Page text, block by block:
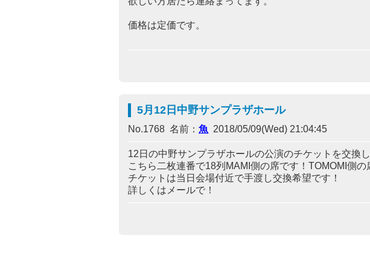
価格は定価です。
5月12日中野サンプラザホール
No.1768 名前： 魚 2018/05/09(Wed) 21:04:45
12日の中野サンプラザホールの公演のチケットを交換
こちら二枚連番で18列MAMI側の席です！TOMOMI側
チケットは当日会場付近で手渡し交換希望です！
詳しくはメールで！